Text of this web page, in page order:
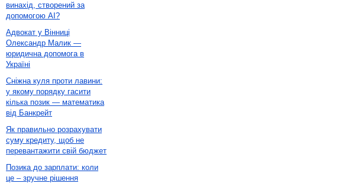
винахід, створений за
допомогою AI?
Адвокат у Вінниці
Олександр Малик —
юридична допомога в
Україні
Сніжна куля проти лавини:
у якому порядку гасити
кілька позик — математика
від Банкрейт
Як правильно розрахувати
суму кредиту, щоб не
перевантажити свій бюджет
Позика до зарплати: коли
це – зручне рішення